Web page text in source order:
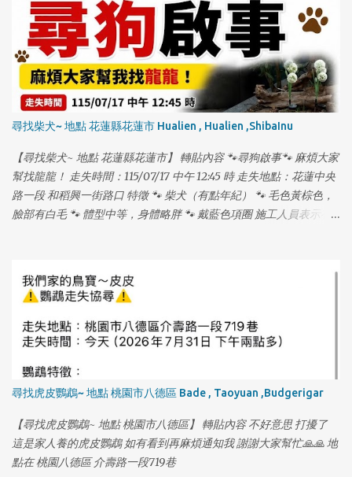
尋找柴犬~ 地點 花蓮縣花蓮市 Hualien , Hualien ,ShibaInu
【尋找柴犬~ 地點 花蓮縣花蓮市】 轉貼內容 🐾尋狗啟事🐾 麻煩大家
幫找龍龍！ 走失時間：115/07/17 中午 12:45 時 走失地點：花蓮中央
路一段 和稻興一街路口 特徵 🐾 柴犬（有點年紀） 🐾 毛色黃棕色，
臉部有白毛 🐾 體型中等，身體略胖 🐾 戴藍色項圈 施工人員表示有
龍有晶片，母犬已結紮，年紀大，常會發出老人咳嗽的聲音。 📞 聯
絡！萬分感謝！🙏🏻
尋找虎皮鸚鵡~ 地點 桃園市八德區 Bade , Taoyuan ,Budgerigar
【尋找虎皮鸚鵡~ 地點 桃園市八德區】 轉貼內容 不好意思 打擾了
這是家人養的虎皮鸚鵡 如有看到再麻煩通知我 謝謝大家幫忙🙏🙏 地
點在 桃園八德區 介壽路一段719巷